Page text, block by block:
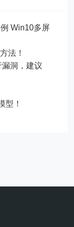
Win10多屏
法！
漏洞，建议
型！